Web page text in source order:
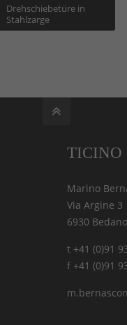
Drehschiebetüre in
Stahlzarge
TICINO
Marino
Via Argine 3
6930 Bedano
t +41 (0)91
f +41 (0)91